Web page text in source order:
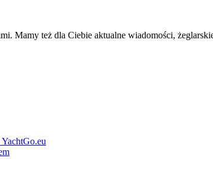
Mamy też dla Ciebie aktualne wiadomości,